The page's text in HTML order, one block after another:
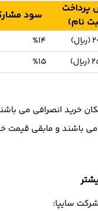
پرداخت
نام)
سود
%14
%15
خرید انصرافی می
باشند و مابقی
سایپا: